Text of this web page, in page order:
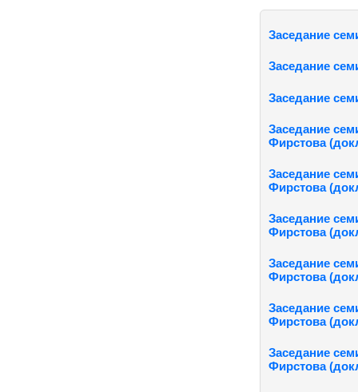
Заседание
Заседание
Заседание
Заседание
Фирстова
Заседание
Фирстова
Заседание
Фирстова
Заседание
Фирстова
Заседание
Фирстова
Заседание
Фирстова